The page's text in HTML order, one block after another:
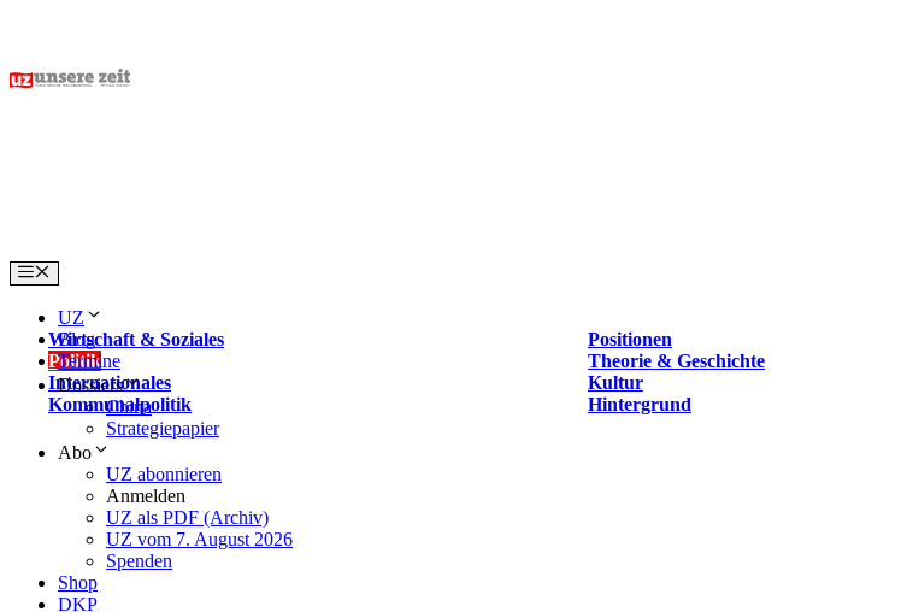
content
Menu
UZ
Wirtschaft & Soziales
Positionen
Politik
Theorie & Geschichte
Internationales
Kultur
Kommunalpolitik
Hintergrund
Blog
Termine
Dossiers
China
Strategiepapier
Abo
UZ abonnieren
Anmelden
UZ als PDF (Archiv)
UZ vom 7. August 2026
Spenden
Shop
DKP